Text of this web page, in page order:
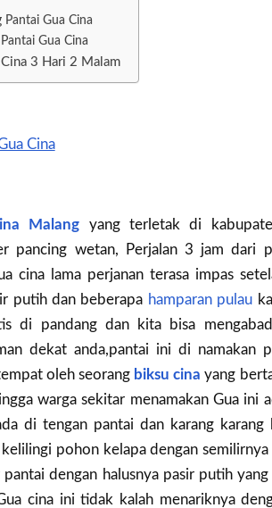
Gua Cina
Gua Cina
3 Hari 2 Malam
Malang yang terletak di
pancing wetan, Perjalan 3 jam dari
cina lama perjanan terasa impas
putih dan beberapa hamparan pulau
di pandang dan kita bisa
dekat anda,pantai ini di namakan
oleh seorang biksu cina yang
warga sekitar menamakan Gua ini
di tengan pantai dan karang karang
pohon kelapa dengan semilirnya
dengan halusnya pasir putih
cina ini tidak kalah menariknya